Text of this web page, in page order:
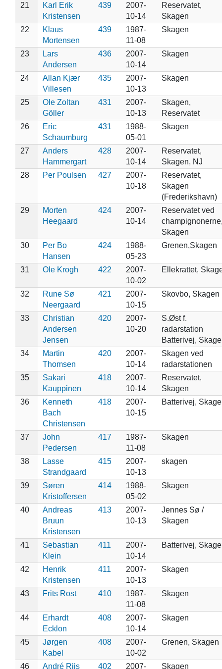
21
Karl Erik
Kristensen
439
2007-
10-14
Reservatet,
Skagen
22
Klaus
Mortensen
439
1987-
11-08
Skagen
23
Lars
Andersen
436
2007-
10-14
Skagen
24
Allan Kjær
Villesen
435
2007-
10-13
Skagen
25
Ole Zoltan
Göller
431
2007-
10-13
Skagen,
Reservatet
26
Eric
Schaumburg
431
1988-
05-01
Skagen
27
Anders
Hammergart
428
2007-
10-14
Reservatet,
Skagen, NJ
28
Per Poulsen 427
2007-
10-18
Reservatet,
Skagen
(Frederikshavn)
29
Morten
Heegaard
424
2007-
10-14
Reservatet ved
Skagen
30
Per Bo
Hansen
424
1988-
05-23
Grenen,Skagen
31 Ole Krogh 422
2007-
10-02
Ellekrattet,
32
Rune Sø
Neergaard
421
2007-
10-15
Skovbo, Skagen
33
Christian
Andersen
Jensen
420
2007-
10-20
S.Øst f.
radarstation
Batterivej,
34
Martin
Thomsen
420
2007-
10-14
Skagen ved
radarstationen
35
Sakari
Kauppinen
418
2007-
10-14
Reservatet,
Skagen
36
Kenneth
Bach
Christensen
418
2007-
10-15
Batterivej,
37
John
Pedersen
417
1987-
11-08
Skagen
38
Lasse
Strandgaard
415
2007-
10-13
skagen
39
Søren
Kristoffersen
414
1988-
05-02
Skagen
40
Andreas
Bruun
Kristensen
413
2007-
10-13
Jennes Sø /
Skagen
41
Sebastian
Klein
411
2007-
10-14
Batterivej,
42
Henrik
Kristensen
411
2007-
10-13
Skagen
43 Frits Rost 410
1987-
11-08
Skagen
44
Erhardt
Ecklon
408
2007-
10-14
Skagen
45
Jørgen
Kabel
408
2007-
10-02
Grenen, Skagen
46 André Riis 402 2007- Skagen